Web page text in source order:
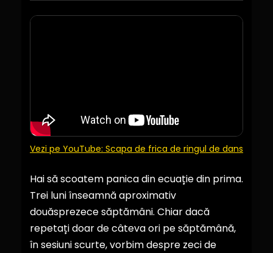
Vezi pe YouTube: Scapa de frica de ringul de dans
Hai să scoatem panica din ecuație din prima.
Trei luni înseamnă aproximativ
douăsprezece săptămâni. Chiar dacă
repetați doar de câteva ori pe săptămână,
în sesiuni scurte, vorbim despre zeci de